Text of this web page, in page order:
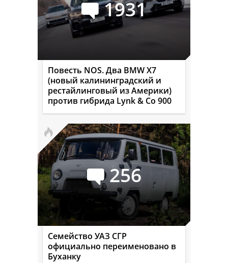
1931
Повесть NOS. Два BMW X7
(новый калининградский и
рестайлинговый из Америки)
против гибрида Lynk & Co 900
256
Семейство УАЗ СГР
официально переименовано в
Буханку